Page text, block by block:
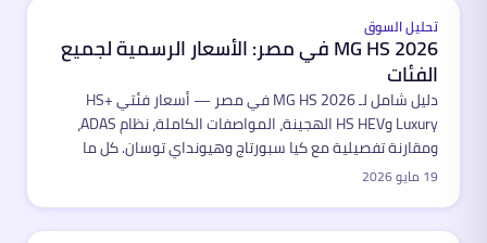
مميّز
تحليل السوق
MG HS 2026 في مصر: الأسعار الرسمية لجميع
الفئات
دليل شامل لـ MG HS 2026 في مصر — أسعار فئتي HS+
Luxury وHS HEV الهجينة، المواصفات الكاملة، نظام ADAS،
ومقارنة تفصيلية مع كيا سبورتاج وهيونداي توسان. كل ما
تحتاجه قبل الشراء.
19 مايو 2026